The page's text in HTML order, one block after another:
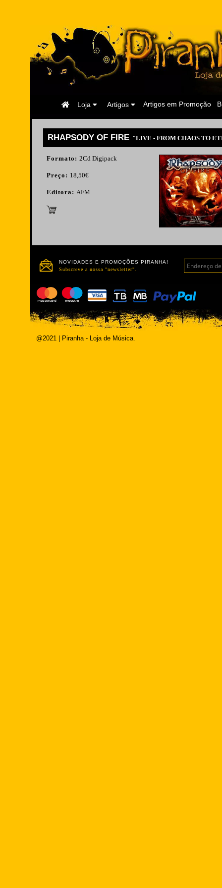
Artigos em Promoção
Artigos
Loja
Página
RHAPSODY OF FIRE "LIVE - FROM CHAOS TO
Formato: 2Cd Digipack
Preço: 18,50€
Editora: AFM
NOVIDADES E PROMOÇÕES PIRANHA!
Subscreve a nossa "newsletter".
@2021 | Piranha - Loja de Música.